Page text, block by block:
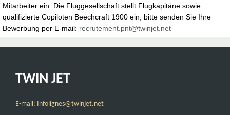
Mitarbeiter ein. Die Fluggesellschaft stellt Flugkapitäne sowie
qualifizierte Copiloten Beechcraft 1900 ein, bitte senden Sie Ihre
Bewerbung per E-mail: recrutement.pnt@twinjet.net
TWIN JET
E-mail: Infolignes@twinjet.net